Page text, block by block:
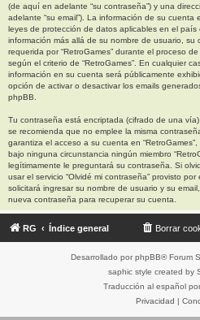
(de aquí en adelante “su contraseña”) y una
adelante “su email”). La información de su cuenta
leyes de protección de datos aplicables en el
información más allá de su nombre de usuario, su
requerida por “RetroGames” durante el proceso
según el criterio de “RetroGames”. En cualquier
información en su cuenta será públicamente
opción de activar o desactivar los emails
phpBB.
Tu contraseña está encriptada (cifrado de una
se recomienda que no emplee la misma
garantiza el acceso a su cuenta en
bajo ninguna circunstancia ningún miembro
legítimamente le preguntará su contraseña. Si
usar el servicio “Olvidé mi contraseña” provisto
solicitará ingresar su nombre de usuario y su
nueva contraseña para recuperar su cuenta.
RG Índice general Borrar
Desarrollado por phpBB® Forum
saphic style created by
Traducción al español por
Privacidad |